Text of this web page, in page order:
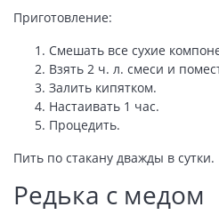
Приготовление:
Смешать все сухие
Взять 2 ч. л. смеси и
Залить кипятком.
Настаивать 1 час.
Процедить.
Пить по стакану дважды в сутки.
Редька с медом